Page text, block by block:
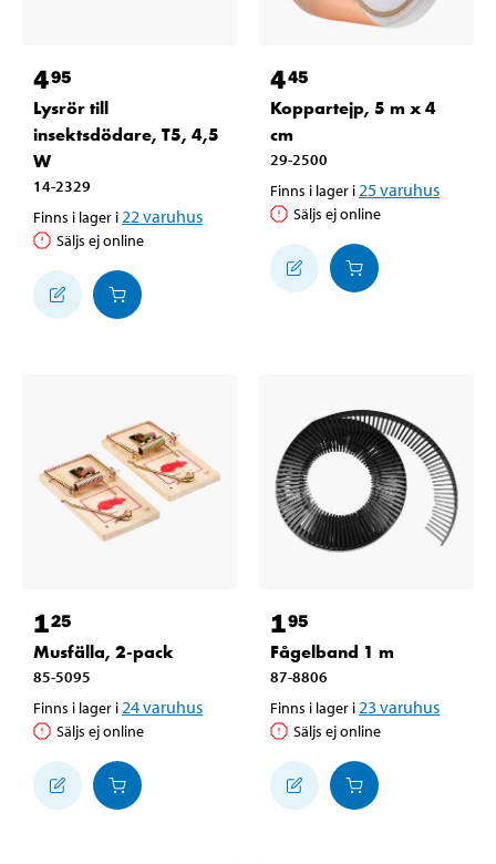
495
Lysrör till
insektsdödare, T5, 4,5
W
14-2329
Finns i lager i 22 varuhus
Säljs ej online
445
Koppartejp, 5 m x 4
cm
29-2500
Finns i lager i 25varuhus
Säljs ej online
125
Musfälla, 2-pack
85-5095
Finns i lager i 24varuhus
Säljs ej online
195
Fågelband 1 m
87-8806
Finns i lager i 23 varuhus
Säljs ej online